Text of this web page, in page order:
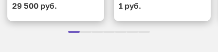
29 500 руб. 1 руб.